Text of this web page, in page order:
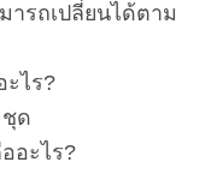
รถเปลี่ยนได้ตาม
ไร?
ด
อะไร?